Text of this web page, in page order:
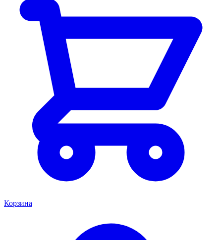
Корзина